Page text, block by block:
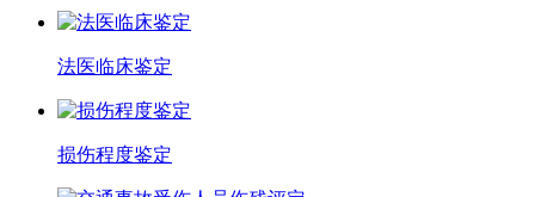
法医临床鉴定
损伤程度鉴定